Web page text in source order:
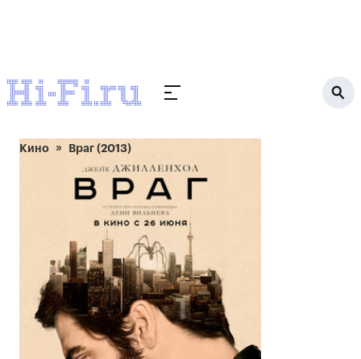
Кино Враг (2013)